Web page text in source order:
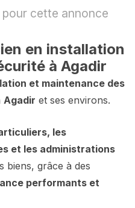
cette annonce
en installation
à Agadir
et maintenance des
Agadir et ses environs.
les
et les administrations
biens, grâce à des
performants et